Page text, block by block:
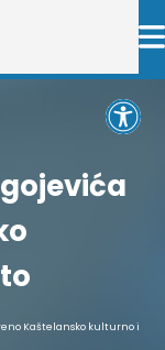
Kaštelansko kulturno i